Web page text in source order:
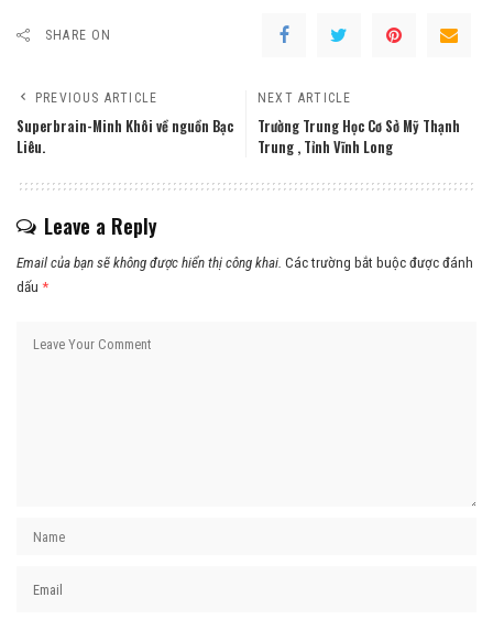
SHARE ON
PREVIOUS ARTICLE
Superbrain-Minh Khôi về nguồn Bạc
Liêu.
NEXT ARTICLE
Trường Trung Học Cơ Sở Mỹ Thạnh
Trung , Tỉnh Vĩnh Long
Leave a Reply
Email của bạn sẽ không được hiển thị công khai. Các trường bắt buộc được đánh
dấu *